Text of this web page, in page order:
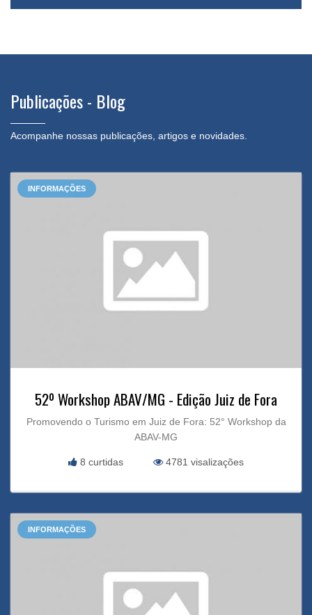
Publicações - Blog
Acompanhe nossas publicações, artigos e novidades.
INFORMAÇÕES
52º Workshop ABAV/MG - Edição Juiz de Fora
Promovendo o Turismo em Juiz de Fora: 52° Workshop da
ABAV-MG
8 curtidas 4781 visalizações
INFORMAÇÕES